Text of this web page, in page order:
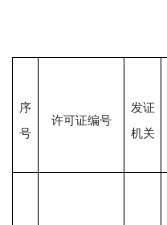
序
号
许可证编号
发证
机关